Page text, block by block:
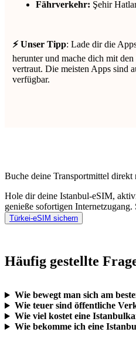
Fährverkehr: Şehir
⚡ Unser Tipp: Lade dir die
herunter und mache dich mit
vertraut. Die meisten Apps sind
verfügbar.
Buche deine Transportmittel direkt
Hole dir deine Istanbul-eSIM,
genieße sofortigen
Türkei-eSIM sichern
Häufig gestellte
Wie bewegt man sich am
Wie teuer sind öffentliche
Wie viel kostet eine
Wie bekomme ich eine